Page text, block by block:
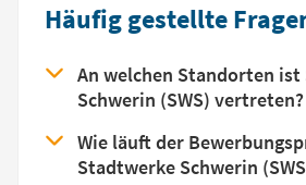
Häufig gestellte
An welchen Standorten
Schwerin (SWS) vertreten?
Wie läuft der
Stadtwerke Schwerin